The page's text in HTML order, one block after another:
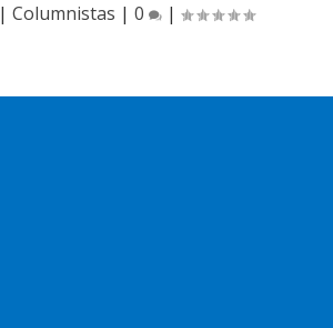
|Columnistas |0 |